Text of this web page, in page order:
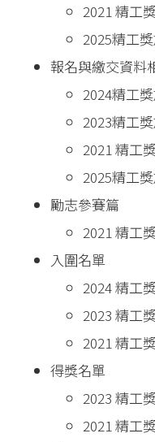
2021 精工
2025精工
報名與繳交資料
2024精工
2023精工
2021 精工
2025精工
勵志參賽篇
2021 精工
入圍名單
2024 精工
2023 精工
2021 精工
得獎名單
2023 精工
2021 精工